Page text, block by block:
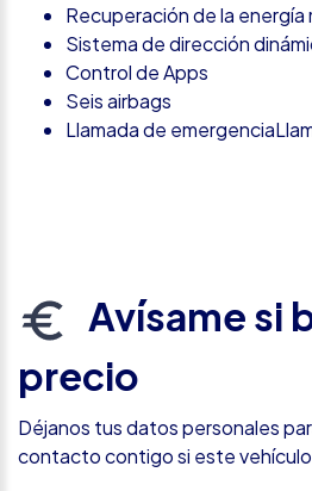
Recuperación de la energía
Sistema de dirección
Control de Apps
Seis airbags
Llamada de
Avísame si
precio
Déjanos tus datos personales
contacto contigo si este